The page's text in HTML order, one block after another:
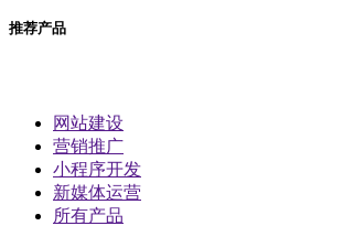
推荐产品
网站建设
营销推广
小程序开发
新媒体运营
所有产品